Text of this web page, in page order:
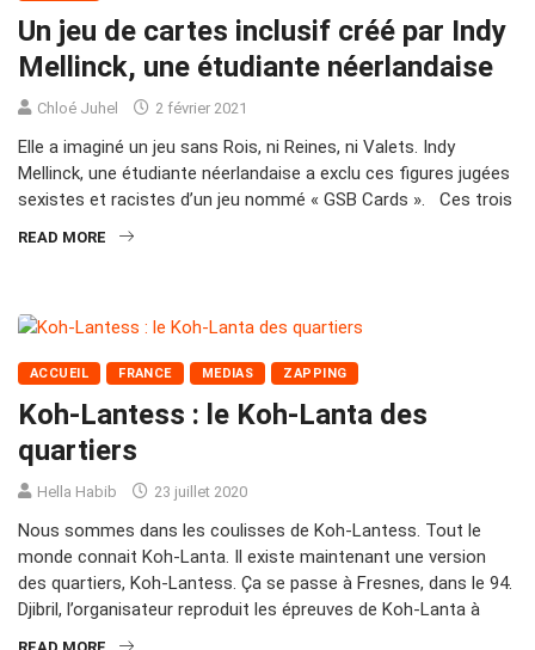
Un jeu de cartes inclusif créé par Indy
Mellinck, une étudiante néerlandaise
Chloé Juhel 2 février 2021
Elle a imaginé un jeu sans Rois, ni Reines, ni Valets. Indy
Mellinck, une étudiante néerlandaise a exclu ces figures jugées
sexistes et racistes d’un jeu nommé « GSB Cards ». Ces trois
READ MORE
ACCUEIL FRANCE MEDIAS ZAPPING
Koh-Lantess : le Koh-Lanta des
quartiers
Hella Habib 23 juillet 2020
Nous sommes dans les coulisses de Koh-Lantess. Tout le
monde connait Koh-Lanta. Il existe maintenant une version
des quartiers, Koh-Lantess. Ça se passe à Fresnes, dans le 94.
Djibril, l’organisateur reproduit les épreuves de Koh-Lanta à